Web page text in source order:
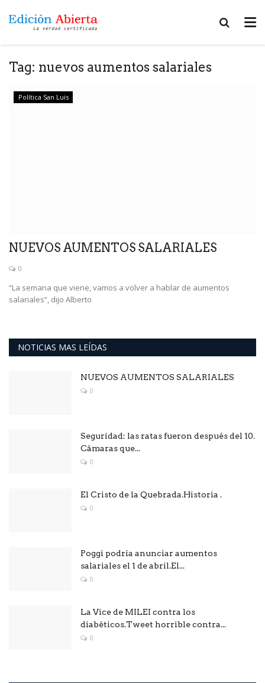
Tag: nuevos aumentos salariales
Política San Luis
NUEVOS AUMENTOS SALARIALES
0
“La semana que viene, vamos a volver a hablar de aumentos
salariales”, dijo Alberto
NOTICIAS MAS LEÍDAS
NUEVOS AUMENTOS SALARIALES
0
Seguridad: las ratas fueron después del 10.
Cámaras que...
0
El Cristo de la Quebrada.Historia .
0
Poggi podría anunciar aumentos
salariales el 1 de abril.El...
0
La Vice de MILEI contra los
diabéticos.Tweet horrible contra...
0